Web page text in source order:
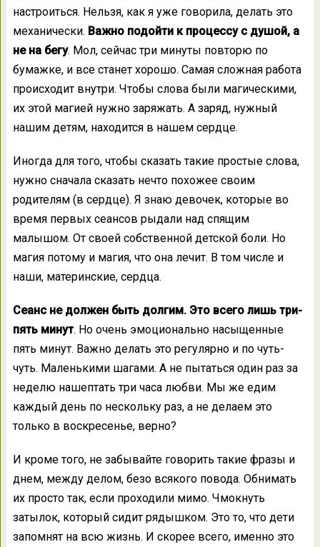
настроиться. Нельзя, как я уже говорила, делать это
механически. Важно подойти к процессу с душой, а
не на бегу. Мол, сейчас три минуты повторю по
бумажке, и все станет хорошо. Самая сложная работа
происходит внутри. Чтобы слова были магическими,
их этой магией нужно заряжать. А заряд, нужный
нашим детям, находится в нашем сердце.
Иногда для того, чтобы сказать такие простые слова,
нужно сначала сказать нечто похожее своим
родителям (в сердце). Я знаю девочек, которые во
время первых сеансов рыдали над спящим
малышом. От своей собственной детской боли. Но
магия потому и магия, что она лечит. В том числе и
наши, материнские, сердца.
Сеанс не должен быть долгим. Это всего лишь три-
пять минут. Но очень эмоционально насыщенные
пять минут. Важно делать это регулярно и по чуть-
чуть. Маленькими шагами. А не пытаться один раз за
неделю нашептать три часа любви. Мы же едим
каждый день по нескольку раз, а не делаем это
только в воскресенье, верно?
И кроме того, не забывайте говорить такие фразы и
днем, между делом, безо всякого повода. Обнимать
их просто так, если проходили мимо. Чмокнуть
затылок, который сидит рядышком. Это то, что дети
запомнят на всю жизнь. И скорее всего, именно это